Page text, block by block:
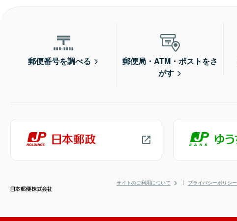
郵便番号を調べる
郵便局・ATM・ポストをさ
がす
サイトのご利用について プライバシーポリシー